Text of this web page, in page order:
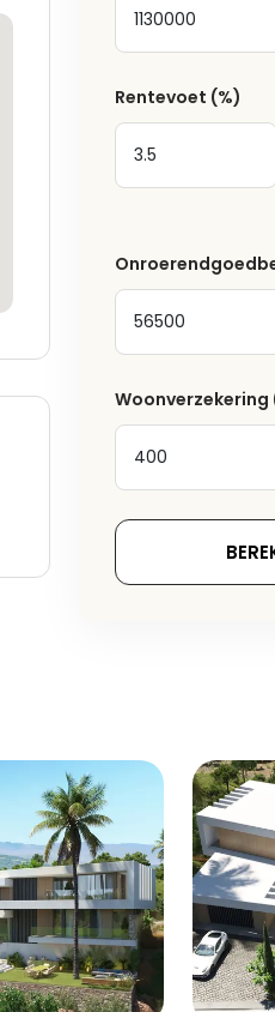
Rentevoet (%)
Woonverzekering